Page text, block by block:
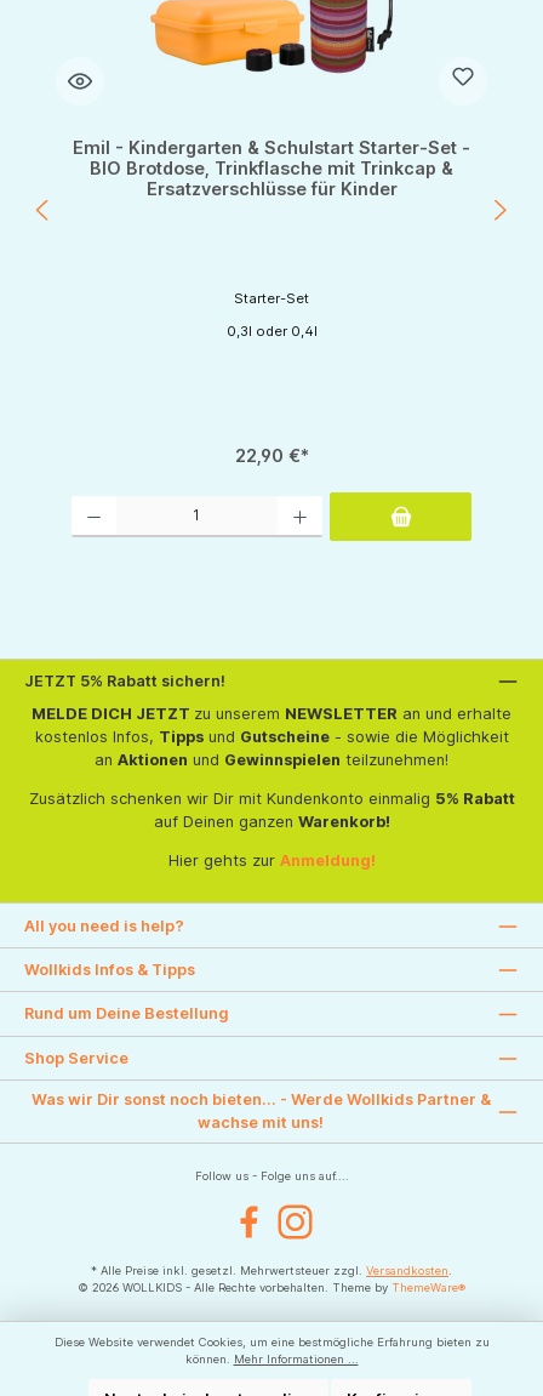
um die Anzahl zu erhöhen oder zu reduzieren.
Emil - Kindergarten & Schulstart Starter-Set -
BIO Brotdose, Trinkflasche mit Trinkcap &
Ersatzverschlüsse für Kinder
Starter-Set
0,3l oder 0,4l
22,90 €*
JETZT 5% Rabatt sichern!
MELDE DICH JETZT zu unserem NEWSLETTER an und erhalte
kostenlos Infos, Tippsund Gutscheine- sowie die Möglichkeit
an Aktionen und Gewinnspielen teilzunehmen!
Zusätzlich schenken wir Dir mit Kundenkonto einmalig 5% Rabatt
auf Deinen ganzen Warenkorb!
Hier gehts zur Anmeldung!
All you need is help?
Wollkids Infos & Tipps
Rund um Deine Bestellung
Shop Service
Was wir Dir sonst noch bieten... - Werde Wollkids Partner &
wachse mit uns!
Follow us - Folge uns auf....
FacebookInstagram
* Alle Preise inkl. gesetzl. Mehrwertsteuer zzgl. Versandkosten.
© 2026 WOLLKIDS - Alle Rechte vorbehalten. Theme by ThemeWare®
Diese Website verwendet Cookies, um eine bestmögliche Erfahrung bieten zu
können.
Mehr Informationen ...